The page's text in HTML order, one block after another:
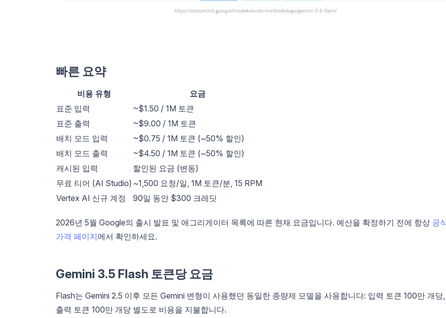
빠른 요약
비용 유형
요금
표준 입력
~$1.50 / 1M 토큰
표준 출력
~$9.00 / 1M 토큰
배치 모드 입력
~$0.75 / 1M 토큰 (~50% 할인)
배치 모드 출력
~$4.50 / 1M 토큰 (~50% 할인)
캐시된 입력
할인된 요금 (변동)
무료 티어 (AI Studio) ~1,500 요청/일, 1M 토큰/분, 15 RPM
Vertex AI 신규 계정
90일 동안 $300 크레딧
2026년 5월 Google의 출시 발표 및 애그리게이터 목록에 따른 현재 요금입니다. 예산을 확정하기 전에 항상 공
가격 페이지에서 확인하세요.
Gemini 3.5 Flash 토큰당 요금
Flash는 Gemini 2.5 이후 모든 Gemini 변형이 사용했던 동일한 종량제 모델을 사용합니다: 입력 토큰 100만 개당,
출력 토큰 100만 개당 별도로 비용을 지불합니다.